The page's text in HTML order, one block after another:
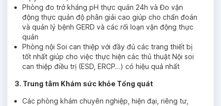
Phòng đo trở kháng pH thực quản 24h và Đo vận
động thực quản độ phân giải cao giúp cho chẩn đoán
và quản lý bệnh GERD và các rối loạn vận động thực
quản
Phòng nội Soi can thiệp với đầy đủ các trang thiết bị
tốt nhất giúp cho việc thực hiện các thủ thuật Nội soi
can thiệp điều trị (ESD, ERCP…) có hiệu quả nhất
3. Trung tâm Khám sức khỏe Tổng quát
Các phòng khám chuyên nghiệp, hiện đại, riêng tư,